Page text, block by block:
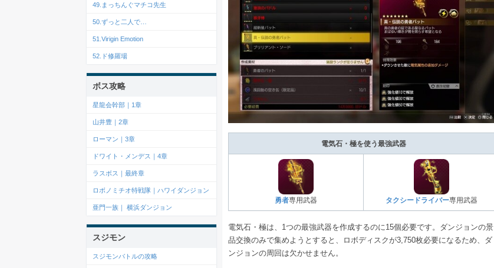
電気石・極を使う最強武器
勇者専用武器 タクシードライバー専用武器
電気石・極は、1つの最強武器を作成するのに15個必要です。ダンジョンの景
品交換のみで集めようとすると、ロボディスクが3,750枚必要になるため、ダ
ンジョンの周回は欠かせません。
49.まっちんぐマチコ先生
50.ずっと二人で…
51.Virigin Emotion
52.ド修羅場
ボス攻略
星龍会幹部｜1章
山井豊｜2章
ローマン｜3章
ドワイト・メンデス｜4章
ラスボス｜最終章
ロボノミチオ特戦隊｜ハワイダンジョン
亜門一族｜ 横浜ダンジョン
スジモン
スジモンバトルの攻略